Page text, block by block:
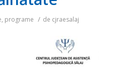
programe / de cjraesalaj